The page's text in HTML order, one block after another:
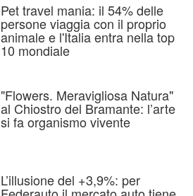
Pet travel mania: il 54% delle
persone viaggia con il proprio
animale e l'Italia entra nella top
10 mondiale
"Flowers. Meravigliosa Natura"
al Chiostro del Bramante: l’arte
si fa organismo vivente
L’illusione del +3,9%: per